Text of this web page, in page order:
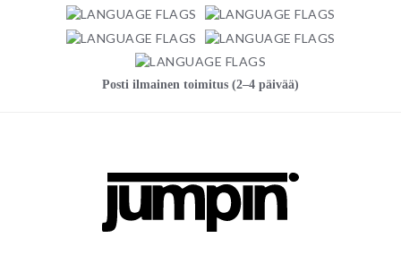
Posti ilmainen toimitus (2–4 päivää)